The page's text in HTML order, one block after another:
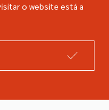
o website está a